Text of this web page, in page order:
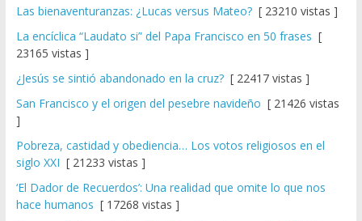
Las bienaventuranzas: ¿Lucas versus Mateo?[ 23210 vistas ]
La encíclica “Laudato si” del Papa Francisco en 50 frases [
23165 vistas ]
¿Jesús se sintió abandonado en la cruz?[ 22417 vistas ]
San Francisco y el origen del pesebre navideño [ 21426 vistas
]
Pobreza, castidad y obediencia… Los votos religiosos en el
siglo XXI [ 21233 vistas ]
‘El Dador de Recuerdos’: Una realidad que omite lo que nos
hace humanos [ 17268 vistas ]